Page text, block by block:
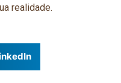
realidade.